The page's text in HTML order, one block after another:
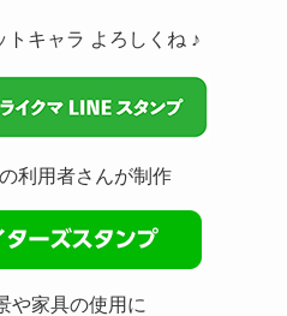
トキャラ よろしくね ♪
利用者さんが制作
や家具の使用に